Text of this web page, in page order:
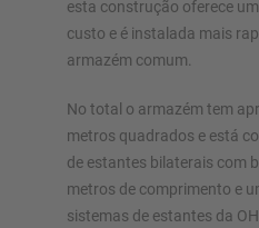
esta construção oferece
custo e é instalada mais
armazém comum.
No total o armazém tem
metros quadrados e está
de estantes bilaterais com
metros de comprimento e
sistemas de estantes da